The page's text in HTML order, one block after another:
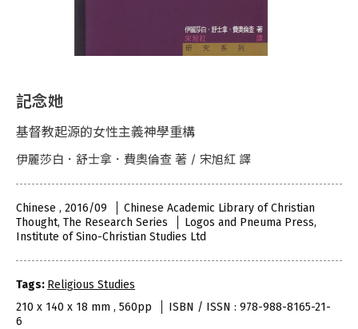
記念她
基督教起源的女性主義神學重構
伊麗莎白．舒士拿．費奧倫查 著 / 宋旭紅 譯
Chinese , 2016/09
Chinese Academic Library of Christian
Thought, The Research Series
Logos and Pneuma Press,
Institute of Sino-Christian Studies Ltd
Tags: Religious Studies
210 x 140 x 18 mm , 560pp
ISBN / ISSN : 978-988-8165-21-
6